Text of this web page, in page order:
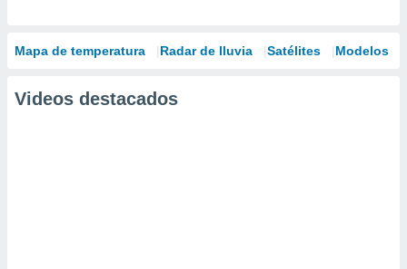
Mapa de temperatura Radar de lluvia Satélites Modelos
Videos destacados